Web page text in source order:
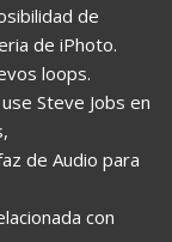
de
de iPhoto.
loops.
Steve Jobs en
de Audio para
con